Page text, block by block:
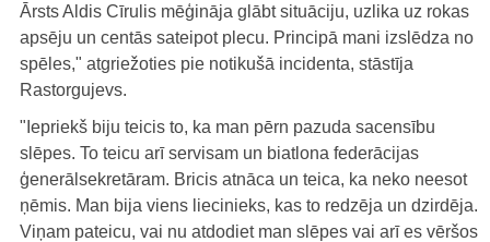
Ārsts Aldis Cīrulis mēģināja glābt situāciju, uzlika uz rokas
apsēju un centās sateipot plecu. Principā mani izslēdza no
spēles," atgriežoties pie notikušā incidenta, stāstīja
Rastorgujevs.
"Iepriekš biju teicis to, ka man pērn pazuda sacensību
slēpes. To teicu arī servisam un biatlona federācijas
ģenerālsekretāram. Bricis atnāca un teica, ka neko neesot
ņēmis. Man bija viens liecinieks, kas to redzēja un dzirdēja.
Viņam pateicu, vai nu atdodiet man slēpes vai arī es vēršos